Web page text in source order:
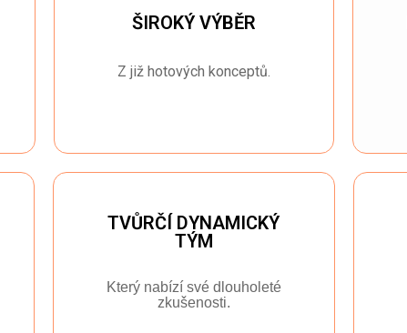
ŠIROKÝ VÝBĚR
Z již hotových konceptů.
TVŮRČÍ DYNAMICKÝ
TÝM
Který nabízí své dlouholeté
zkušenosti.